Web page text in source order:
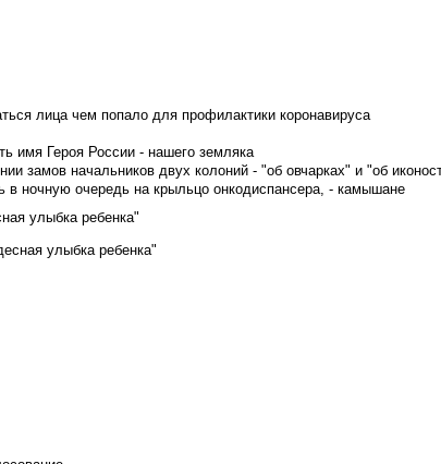
лица чем попало для профилактики коронавируса
имя Героя России - нашего земляка
замов начальников двух колоний - "об овчарках" и "об
ночную очередь на крыльцо онкодиспансера, - камышане
улыбка ребенка"